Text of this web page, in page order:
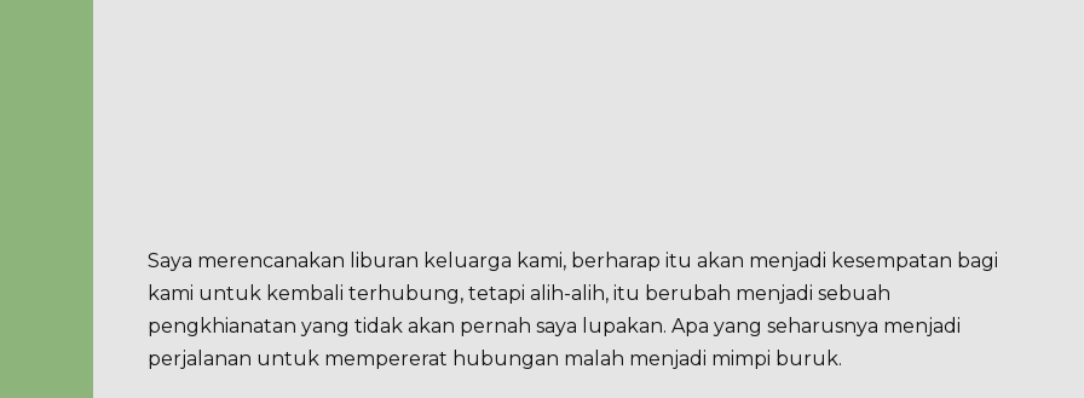
Saya merencanakan liburan keluarga kami, berharap itu akan menjadi kesempatan bagi
kami untuk kembali terhubung, tetapi alih-alih, itu berubah menjadi sebuah
pengkhianatan yang tidak akan pernah saya lupakan. Apa yang seharusnya menjadi
perjalanan untuk mempererat hubungan malah menjadi mimpi buruk.